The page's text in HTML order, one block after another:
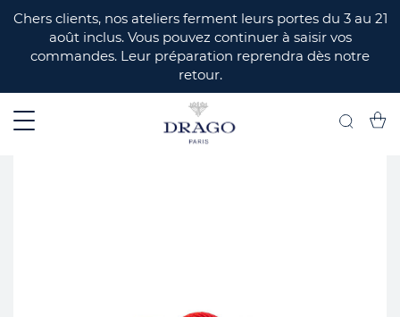
Chers clients, nos ateliers ferment leurs portes du 3 au 21
août inclus. Vous pouvez continuer à saisir vos
commandes. Leur préparation reprendra dès notre
retour.